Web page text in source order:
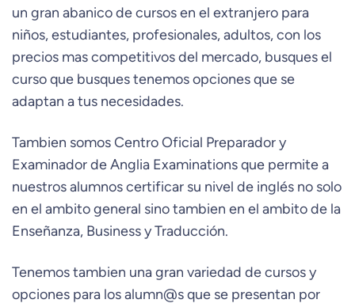
un gran abanico de cursos en el extranjero para
niños, estudiantes, profesionales, adultos, con los
precios mas competitivos del mercado, busques el
curso que busques tenemos opciones que se
adaptan a tus necesidades.
Tambien somos Centro Oficial Preparador y
Examinador de Anglia Examinations que permite a
nuestros alumnos certificar su nivel de inglés no solo
en el ambito general sino tambien en el ambito de la
Enseñanza, Business y Traducción.
Tenemos tambien una gran variedad de cursos y
opciones para los alumn@s que se presentan por